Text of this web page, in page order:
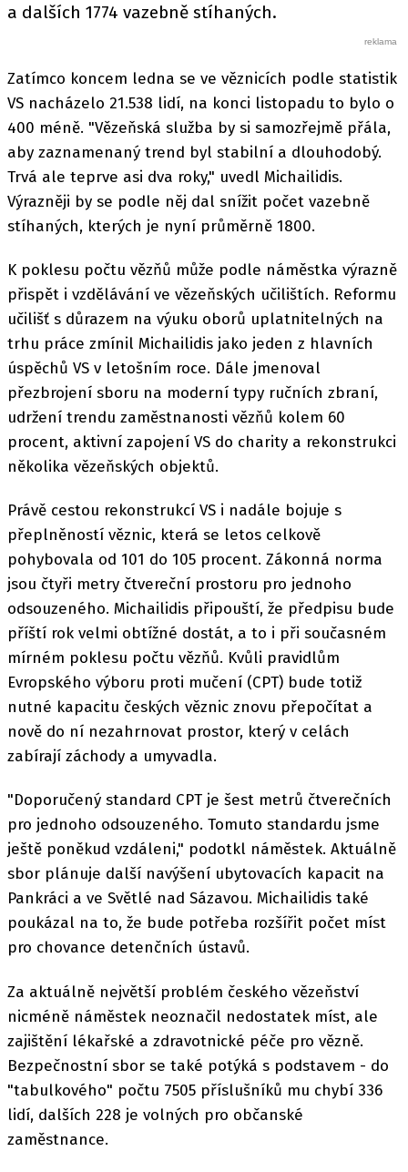
a dalších 1774 vazebně stíhaných.
Zatímco koncem ledna se ve věznicích podle statistik
VS nacházelo 21.538 lidí, na konci listopadu to bylo o
400 méně. "Vězeňská služba by si samozřejmě přála,
aby zaznamenaný trend byl stabilní a dlouhodobý.
Trvá ale teprve asi dva roky," uvedl Michailidis.
Výrazněji by se podle něj dal snížit počet vazebně
stíhaných, kterých je nyní průměrně 1800.
K poklesu počtu vězňů může podle náměstka výrazně
přispět i vzdělávání ve vězeňských učilištích. Reformu
učilišť s důrazem na výuku oborů uplatnitelných na
trhu práce zmínil Michailidis jako jeden z hlavních
úspěchů VS v letošním roce. Dále jmenoval
přezbrojení sboru na moderní typy ručních zbraní,
udržení trendu zaměstnanosti vězňů kolem 60
procent, aktivní zapojení VS do charity a rekonstrukci
několika vězeňských objektů.
Právě cestou rekonstrukcí VS i nadále bojuje s
přeplněností věznic, která se letos celkově
pohybovala od 101 do 105 procent. Zákonná norma
jsou čtyři metry čtvereční prostoru pro jednoho
odsouzeného. Michailidis připouští, že předpisu bude
příští rok velmi obtížné dostát, a to i při současném
mírném poklesu počtu vězňů. Kvůli pravidlům
Evropského výboru proti mučení (CPT) bude totiž
nutné kapacitu českých věznic znovu přepočítat a
nově do ní nezahrnovat prostor, který v celách
zabírají záchody a umyvadla.
"Doporučený standard CPT je šest metrů čtverečních
pro jednoho odsouzeného. Tomuto standardu jsme
ještě poněkud vzdáleni," podotkl náměstek. Aktuálně
sbor plánuje další navýšení ubytovacích kapacit na
Pankráci a ve Světlé nad Sázavou. Michailidis také
poukázal na to, že bude potřeba rozšířit počet míst
pro chovance detenčních ústavů.
Za aktuálně největší problém českého vězeňství
nicméně náměstek neoznačil nedostatek míst, ale
zajištění lékařské a zdravotnické péče pro vězně.
Bezpečnostní sbor se také potýká s podstavem - do
"tabulkového" počtu 7505 příslušníků mu chybí 336
lidí, dalších 228 je volných pro občanské
zaměstnance.